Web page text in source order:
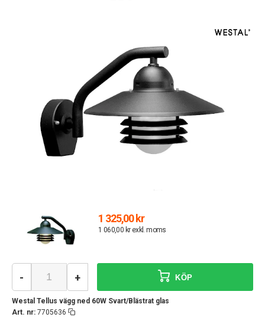
1 325,00 kr
1 060,00 kr exkl. moms
Westal Tellus vägg ned 60W Svart/Blästrat glas
Art. nr: 7705636
- + KÖP